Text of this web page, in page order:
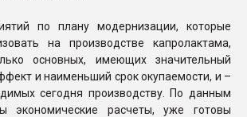
по плану модернизации, которые
на производстве капролактама,
основных, имеющих значительный
и наименьший срок окупаемости, и –
сегодня производству. По данным
экономические расчеты, уже готовы